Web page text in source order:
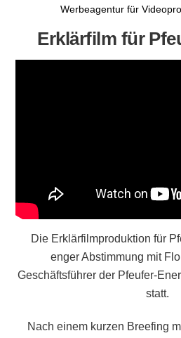
Werbeagentur für
Erklärfilm für
Die Erklärfilmproduktion für
enger Abstimmung mit
Geschäftsführer der Pfeufer-
statt.
Nach einem kurzen Breefing